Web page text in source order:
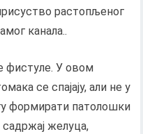
растопљеног
канала..
фистуле. У овом
се спајају, али не у
формирати патолошки
желуца,